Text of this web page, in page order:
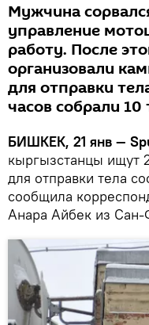
Мужчина
управление
работу. После
организовали
для отправки
часов собрали
БИШКЕК, 21 янв —
кыргызстанцы ищут
для отправки тела
сообщила
Анара Айбек из Сан-